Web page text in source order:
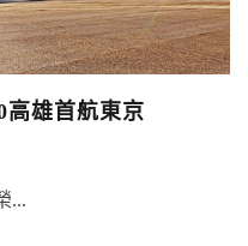
高雄首航東京
...